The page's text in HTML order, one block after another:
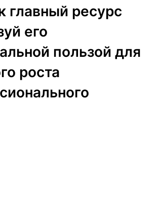
главный ресурс
его
пользой для
роста